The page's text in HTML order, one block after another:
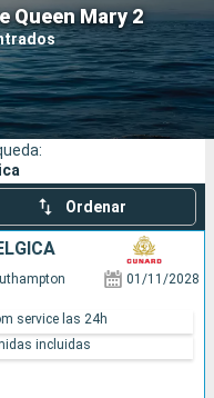
Queen Mary 2
Compañías
Buscar
Ordenar
01/11/2028
service las 24h
incluidas